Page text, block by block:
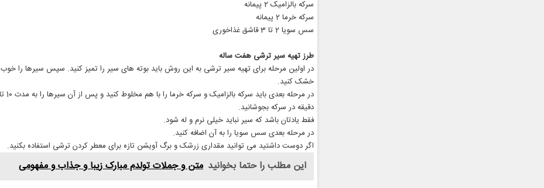
سرکه بالزامیک 2 پیمانه
سرکه خرما 2 پیمانه
سس سویا 2 تا 3 قاشق غذاخوری
طرز تهیه سیر ترشی هفت ساله
در اولین مرحله برای تهیه سیر ترشی به این روش باید بوته‌ های سیر را تمیز کنید. سپس سیرها را خوب
خشک کنید.
دقیقه در سرکه بجوشانید.
فقط یادتان باشد که سیر‌ نباید خیلی نرم و له شود.
در مرحله بعدی سس سویا را به آن اضافه کنید.
اگر دوست داشتید می توانید مقداری زرشک و برگ آویشن تازه برای معطر کردن ترشی استفاده بکنید.
این مطلب را حتما بخوانید متن و جملات تولدم مبارک زیبا و جذاب و مفهومی